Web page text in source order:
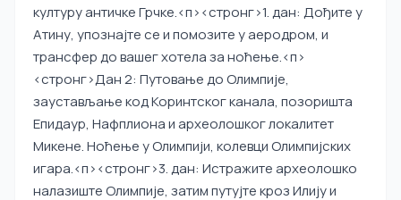
културу античке Грчке.<п><стронг>1. дан: Дођите у
Атину, упознајте се и помозите у аеродром, и
трансфер до вашег хотела за ноћење.<п>
<стронг>Дан 2: Путовање до Олимпије,
заустављање код Коринтског канала, позоришта
Епидаур, Нафплиона и археолошког локалитет
Микене. Ноћење у Олимпији, колевци Олимпијских
игара.<п><стронг>3. дан: Истражите археолошко
налазиште Олимпије, затим путујте кроз Илију и